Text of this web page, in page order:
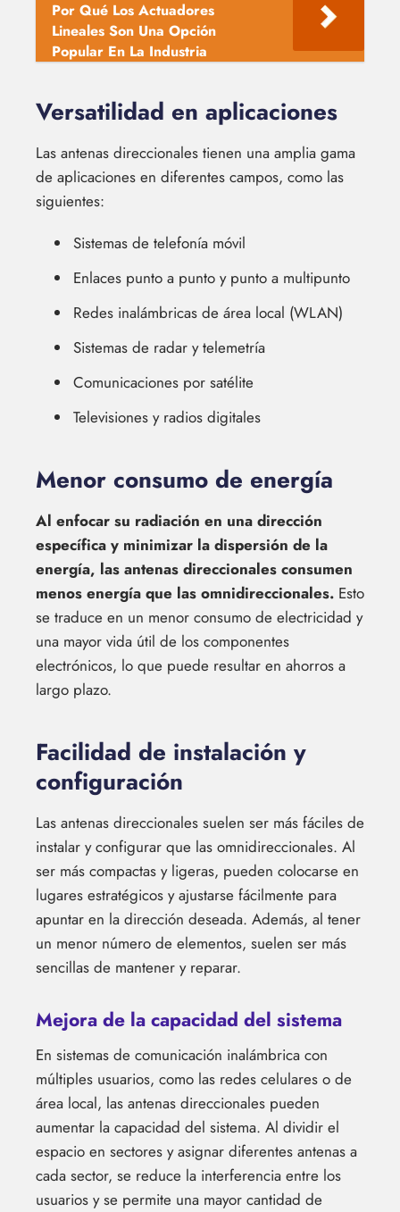
Por Qué Los Actuadores
Lineales Son Una Opción
Popular En La Industria
Versatilidad en aplicaciones
Las antenas direccionales tienen una amplia gama
de aplicaciones en diferentes campos, como las
siguientes:
Sistemas de telefonía móvil
Enlaces punto a punto y punto a multipunto
Redes inalámbricas de área local (WLAN)
Sistemas de radar y telemetría
Comunicaciones por satélite
Televisiones y radios digitales
Menor consumo de energía
Al enfocar su radiación en una dirección
específica y minimizar la dispersión de la
energía, las antenas direccionales consumen
menos energía que las omnidireccionales. Esto
se traduce en un menor consumo de electricidad y
una mayor vida útil de los componentes
electrónicos, lo que puede resultar en ahorros a
largo plazo.
Facilidad de instalación y
configuración
Las antenas direccionales suelen ser más fáciles de
instalar y configurar que las omnidireccionales. Al
ser más compactas y ligeras, pueden colocarse en
lugares estratégicos y ajustarse fácilmente para
apuntar en la dirección deseada. Además, al tener
un menor número de elementos, suelen ser más
sencillas de mantener y reparar.
Mejora de la capacidad del sistema
En sistemas de comunicación inalámbrica con
múltiples usuarios, como las redes celulares o de
área local, las antenas direccionales pueden
aumentar la capacidad del sistema. Al dividir el
espacio en sectores y asignar diferentes antenas a
cada sector, se reduce la interferencia entre los
usuarios y se permite una mayor cantidad de